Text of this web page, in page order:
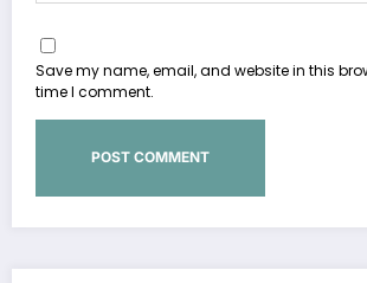
Save my name, email, and website in this
time I comment.